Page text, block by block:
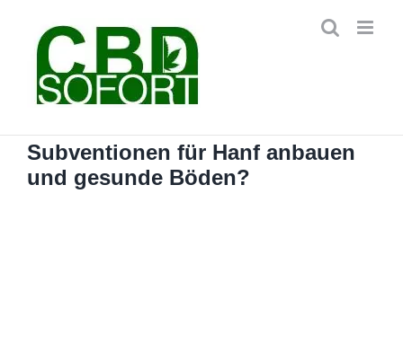
springen
Subventionen für Hanf anbauen
und gesunde Böden?